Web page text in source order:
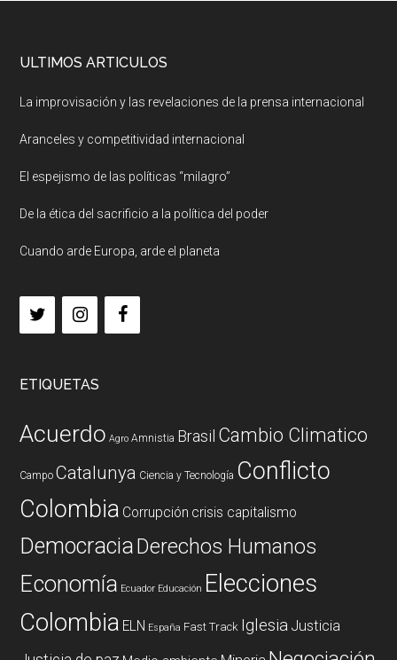
ULTIMOS ARTICULOS
La improvisación y las revelaciones de la prensa internacional
Aranceles y competitividad internacional
El espejismo de las políticas “milagro”
De la ética del sacrificio a la política del poder
Cuando arde Europa, arde el planeta
ETIQUETAS
Acuerdo Agro Amnistia Brasil Cambio Climatico
Campo Catalunya Ciencia y Tecnología Conflicto
Colombia Corrupción crisis capitalismo
DemocraciaDerechos Humanos
Economía Ecuador Educación Elecciones
Colombia ELN España Fast Track Iglesia Justicia